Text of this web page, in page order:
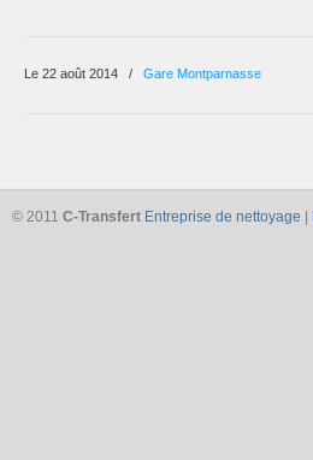
Le 22 août 2014 / Gare Montparnasse
© 2011 C-Transfert Entreprise de nettoyage